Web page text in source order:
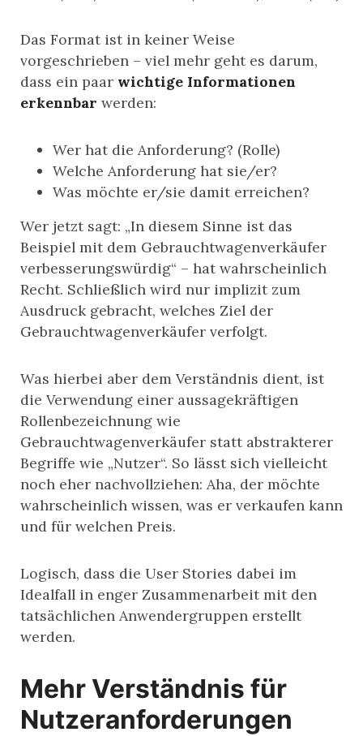
Das Format ist in keiner Weise
vorgeschrieben – viel mehr geht es darum,
dass ein paar wichtige Informationen
erkennbar werden:
Wer hat die Anforderung? (Rolle)
Welche Anforderung hat sie/er?
Was möchte er/sie damit erreichen?
Wer jetzt sagt: „In diesem Sinne ist das
Beispiel mit dem Gebrauchtwagenverkäufer
verbesserungswürdig“ – hat wahrscheinlich
Recht. Schließlich wird nur implizit zum
Ausdruck gebracht, welches Ziel der
Gebrauchtwagenverkäufer verfolgt.
Was hierbei aber dem Verständnis dient, ist
die Verwendung einer aussagekräftigen
Rollenbezeichnung wie
Gebrauchtwagenverkäufer statt abstrakterer
Begriffe wie „Nutzer“. So lässt sich vielleicht
noch eher nachvollziehen: Aha, der möchte
wahrscheinlich wissen, was er verkaufen kann
und für welchen Preis.
Logisch, dass die User Stories dabei im
Idealfall in enger Zusammenarbeit mit den
tatsächlichen Anwendergruppen erstellt
werden.
Mehr Verständnis für
Nutzeranforderungen